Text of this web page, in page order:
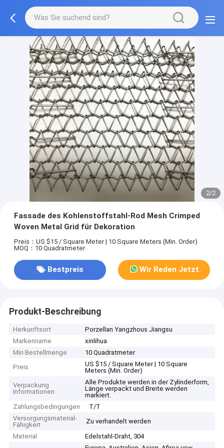
2/2
Fassade des Kohlenstoffstahl-Rod Mesh Crimped
Woven Metal Grid für Dekoration
Preis：US $15 / Square Meter | 10 Square Meters (Min. Order)
MOQ：10 Quadratmeter
Bestpreis Wir Reden Jetzt.
Produkt-Beschreibung
Herkunftsort
Porzellan Yangzhous Jiangsu
Markenname
xinlihua
Min Bestellmenge
10 Quadratmeter
Preis
US $15 / Square Meter | 10 Square
Meters (Min. Order)
Verpackung
Informationen
Alle Produkte werden in der Zylinderform,
Länge verpackt und Breite werden
markiert.
Zahlungsbedingungen
T/T
Versorgungsmaterial-
Fähigkeit
Zu verhandelt werden
Material
Edelstahl-Draht, 304